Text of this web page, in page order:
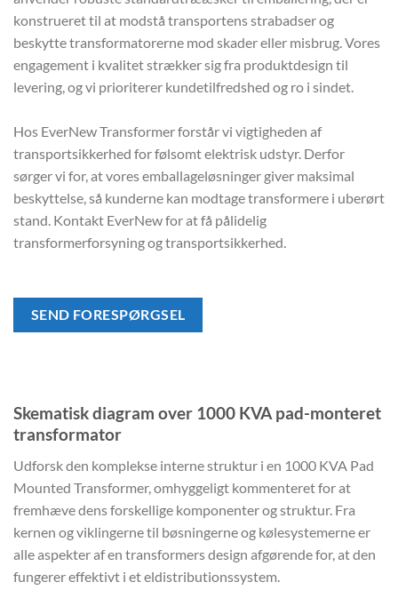
konstrueret til at modstå transportens strabadser og
beskytte transformatorerne mod skader eller misbrug. Vores
engagement i kvalitet strækker sig fra produktdesign til
levering, og vi prioriterer kundetilfredshed og ro i sindet.
Hos EverNew Transformer forstår vi vigtigheden af
transportsikkerhed for følsomt elektrisk udstyr. Derfor
sørger vi for, at vores emballageløsninger giver maksimal
beskyttelse, så kunderne kan modtage transformere i uberørt
stand. Kontakt EverNew for at få pålidelig
transformerforsyning og transportsikkerhed.
SEND FORESPØRGSEL
Skematisk diagram over 1000 KVA pad-monteret
transformator
Udforsk den komplekse interne struktur i en 1000 KVA Pad
Mounted Transformer, omhyggeligt kommenteret for at
fremhæve dens forskellige komponenter og struktur. Fra
kernen og viklingerne til bøsningerne og kølesystemerne er
alle aspekter af en transformers design afgørende for, at den
fungerer effektivt i et eldistributionssystem.